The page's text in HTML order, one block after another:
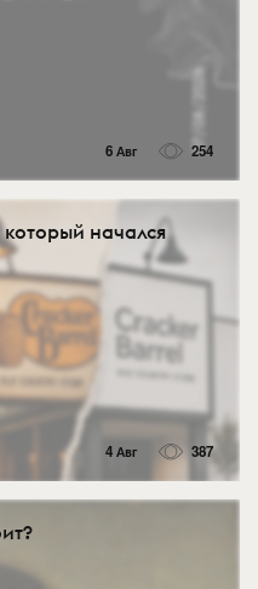
6 Авг 254
начался
4 Авг 387